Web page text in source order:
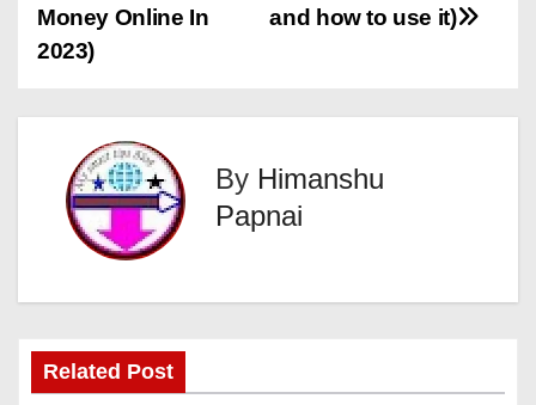
s
n
a
and how to use it)
Money Online In
2023)
By Himanshu
Papnai
Related Post